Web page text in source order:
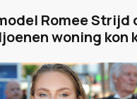
Romee Strijd
woning kon